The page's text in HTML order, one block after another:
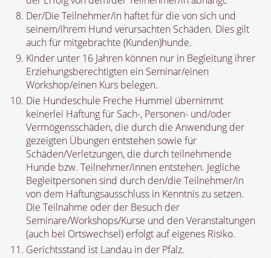
Der/Die Teilnehmer/in haftet für die von sich und
seinem/ihrem Hund verursachten Schäden. Dies gilt
auch für mitgebrachte (Kunden)hunde.
Kinder unter 16 Jahren können nur in Begleitung ihrer
Erziehungsberechtigten ein Seminar/einen
Workshop/einen Kurs belegen.
Die Hundeschule Freche Hummel übernimmt
keinerlei Haftung für Sach-, Personen- und/oder
Vermögensschäden, die durch die Anwendung der
gezeigten Übungen entstehen sowie für
Schäden/Verletzungen, die durch teilnehmende
Hunde bzw. Teilnehmer/innen entstehen. Jegliche
Begleitpersonen sind durch den/die Teilnehmer/in
von dem Haftungsausschluss in Kenntnis zu setzen.
Die Teilnahme oder der Besuch der
Seminare/Workshops/Kurse und den Veranstaltungen
(auch bei Ortswechsel) erfolgt auf eigenes Risiko.
Gerichtsstand ist Landau in der Pfalz.